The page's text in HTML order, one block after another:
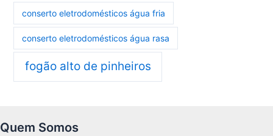
conserto eletrodomésticos água fria
conserto eletrodomésticos água rasa
fogão alto de pinheiros
Quem Somos